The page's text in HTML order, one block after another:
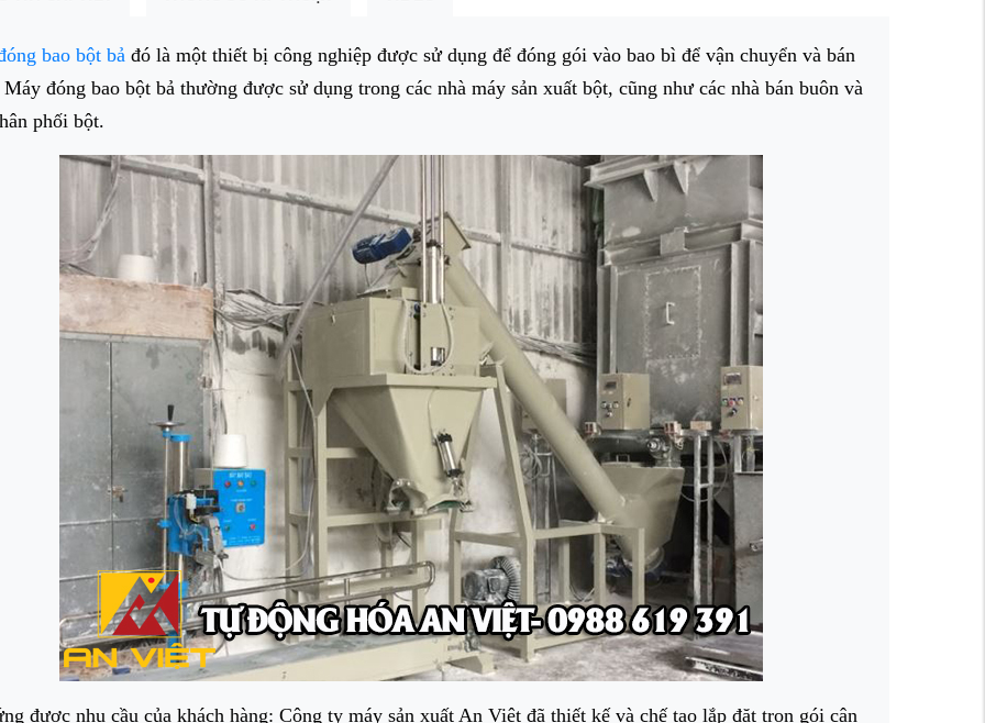
bao bột bả đó là một thiết bị công nghiệp được sử dụng để đóng gói vào bao bì để vận chuyển và bán
Máy đóng bao bột bả thường được sử dụng trong các nhà máy sản xuất bột, cũng như các nhà bán buôn và
phối bột.
được nhu cầu của khách hàng: Công ty máy sản xuất An Việt đã thiết kế và chế tạo lắp đặt trọn gói cân